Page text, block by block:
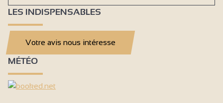
LES INDISPENSABLES
Votre avis nous intéresse
MÉTÉO